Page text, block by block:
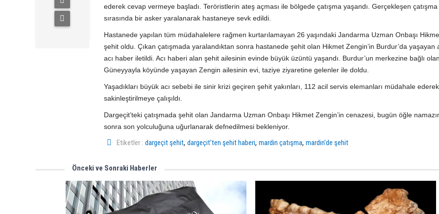
ederek cevap vermeye başladı. Teröristlerin ateş açması ile bölgede çatışma yaşandı. Gerçekleşen çatışma
sırasında bir asker yaralanarak hastaneye sevk edildi.
Hastanede yapılan tüm müdahalelere rağmen kurtarılamayan 26 yaşındaki Jandarma Uzman Onbaşı
şehit oldu. Çıkan çatışmada yaralandıktan sonra hastanede şehit olan Hikmet Zengin’in Burdur’da yaşayan
acı haber iletildi. Acı haberi alan şehit ailesinin evinde büyük üzüntü yaşandı. Burdur’un merkezine bağlı olan
Güneyyayla köyünde yaşayan Zengin ailesinin evi, taziye ziyaretine gelenler ile doldu.
Yaşadıkları büyük acı sebebi ile sinir krizi geçiren şehit yakınları, 112 acil servis elemanları müdahale ederek
sakinleştirilmeye çalışıldı.
Dargeçit’teki çatışmada şehit olan Jandarma Uzman Onbaşı Hikmet Zengin’in cenazesi, bugün öğle
sonra son yolculuğuna uğurlanarak defnedilmesi bekleniyor.
Etiketler : dargeçit şehit,dargeçit'ten şehit haberi,mardin çatışma,mardin'de şehit
Önceki ve Sonraki Haberler